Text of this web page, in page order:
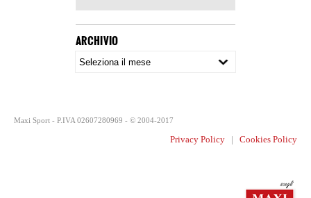
ARCHIVIO
Maxi Sport - P.IVA 02607280969 - © 2004-2017
Privacy Policy| Cookies Policy